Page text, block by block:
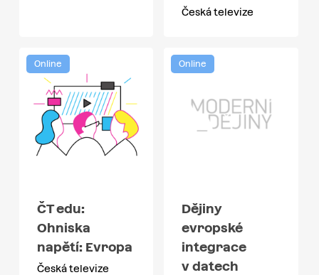
Česká televize
Online
ČT edu:
Ohniska
napětí: Evropa
Česká televize
Online
Dějiny
evropské
integrace
v datech